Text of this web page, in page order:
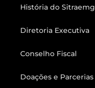
História do Sitraemg
Diretoria Executiva
Conselho Fiscal
Doações e Parcerias